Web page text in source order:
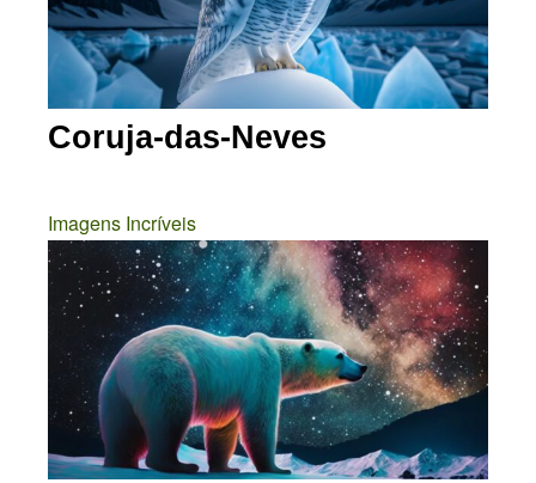
Coruja-das-Neves
Imagens Incríveis